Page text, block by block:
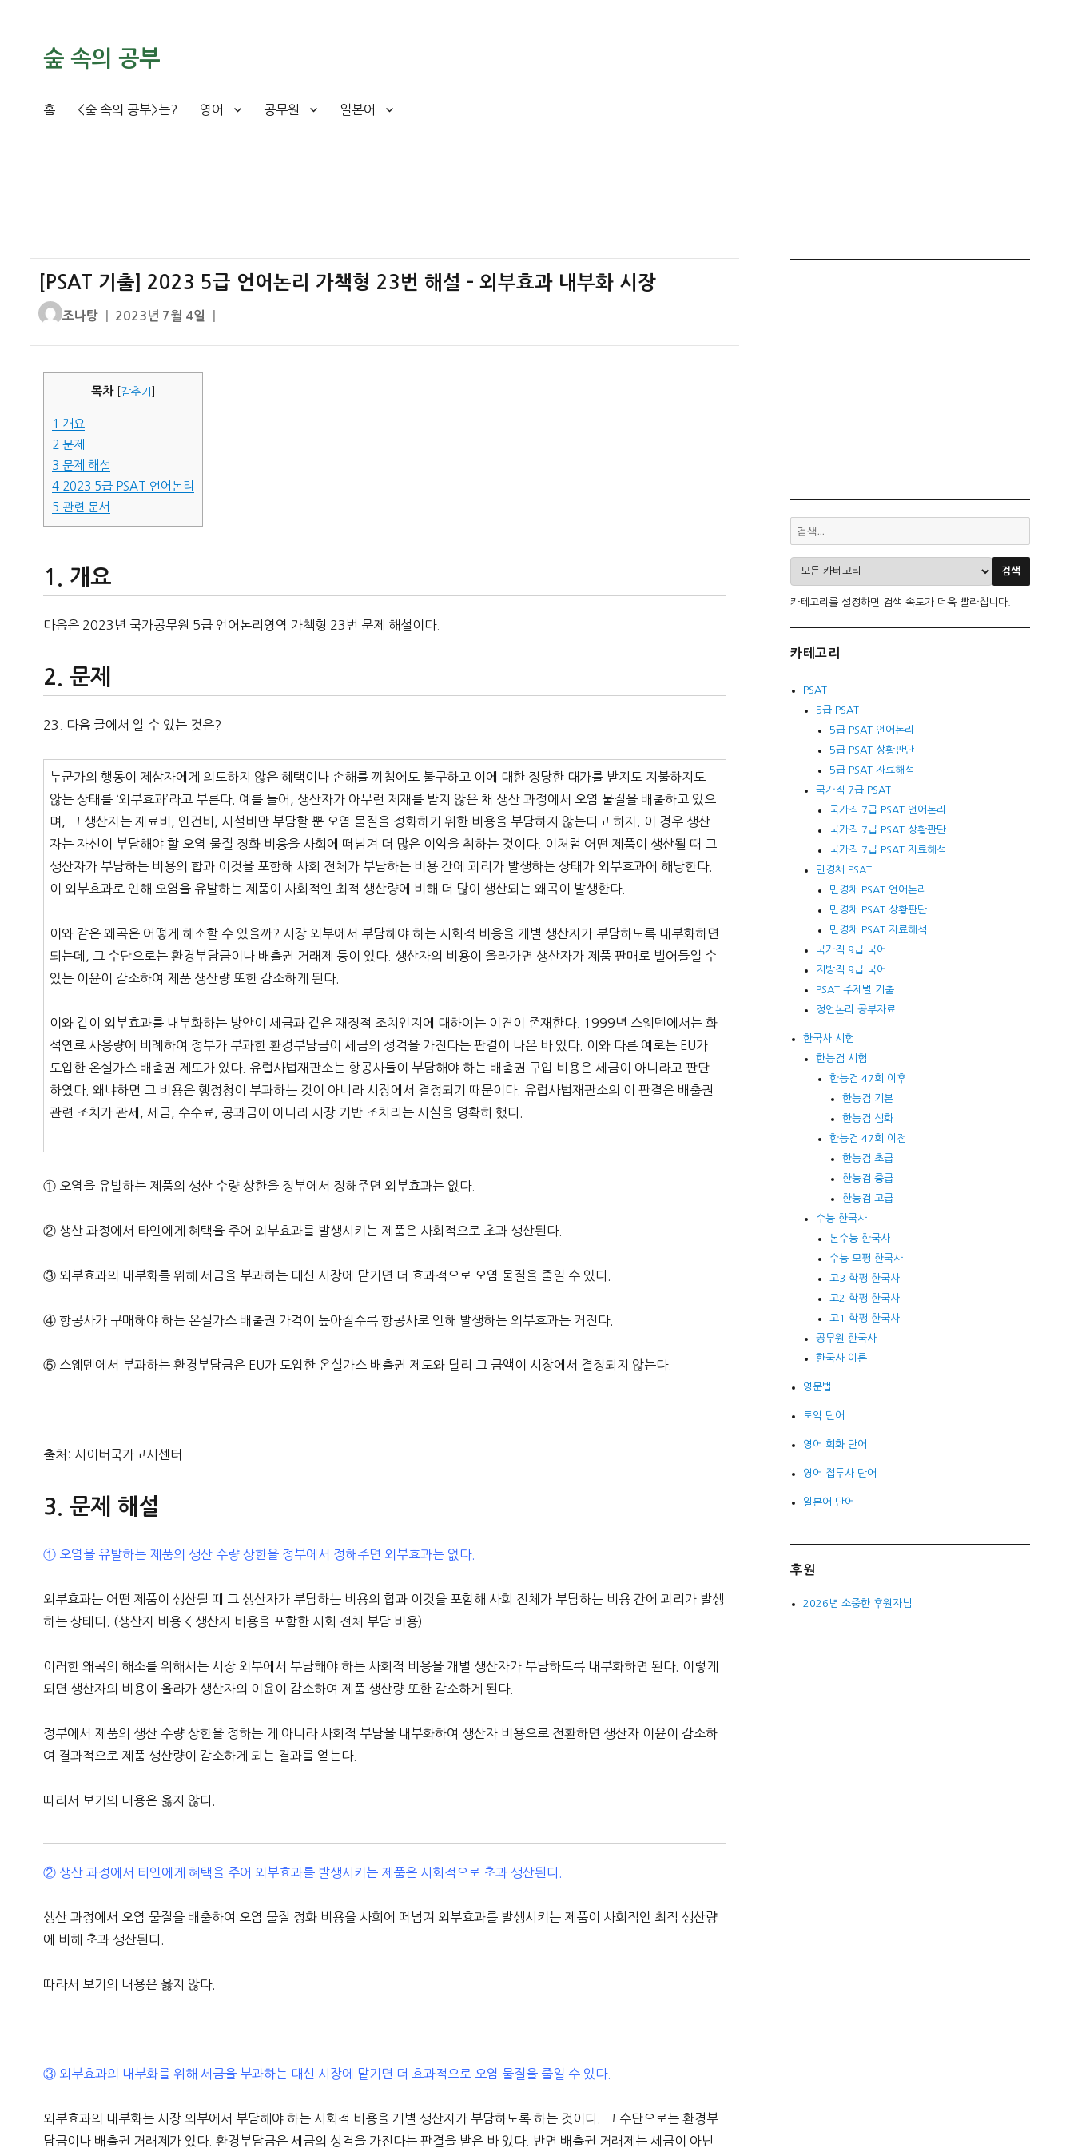
숲 속의 공부
홈 <숲 속의 공부>는? 영어 공무원 일본어
[PSAT 기출] 2023 5급 언어논리 가책형 23번 해설 – 외부효과 내부화 시장
글
조나탕
작
자
2023년 7월 4일
목차 감추기
1 개요
2 문제
3 문제 해설
4 2023 5급 PSAT 언어논리
5 관련 문서
개요
다음은 2023년 국가공무원 5급 언어논리영역 가책형 23번 문제 해설이다.
문제
23. 다음 글에서 알 수 있는 것은?
누군가의 행동이 제삼자에게 의도하지 않은 혜택이나 손해를 끼침에도 불구하고 이에 대한 정당한 대가를 받지도 지불하지도
않는 상태를 ‘외부효과’라고 부른다. 예를 들어, 생산자가 아무런 제재를 받지 않은 채 생산 과정에서 오염 물질을 배출하고 있으
며, 그 생산자는 재료비, 인건비, 시설비만 부담할 뿐 오염 물질을 정화하기 위한 비용을 부담하지 않는다고 하자. 이 경우 생산
자는 자신이 부담해야 할 오염 물질 정화 비용을 사회에 떠넘겨 더 많은 이익을 취하는 것이다. 이처럼 어떤 제품이 생산될 때 그
생산자가 부담하는 비용의 합과 이것을 포함해 사회 전체가 부담하는 비용 간에 괴리가 발생하는 상태가 외부효과에 해당한다.
이 외부효과로 인해 오염을 유발하는 제품이 사회적인 최적 생산량에 비해 더 많이 생산되는 왜곡이 발생한다.
이와 같은 왜곡은 어떻게 해소할 수 있을까? 시장 외부에서 부담해야 하는 사회적 비용을 개별 생산자가 부담하도록 내부화하면
되는데, 그 수단으로는 환경부담금이나 배출권 거래제 등이 있다. 생산자의 비용이 올라가면 생산자가 제품 판매로 벌어들일 수
있는 이윤이 감소하여 제품 생산량 또한 감소하게 된다.
이와 같이 외부효과를 내부화하는 방안이 세금과 같은 재정적 조치인지에 대하여는 이견이 존재한다. 1999년 스웨덴에서는 화
석연료 사용량에 비례하여 정부가 부과한 환경부담금이 세금의 성격을 가진다는 판결이 나온 바 있다. 이와 다른 예로는 EU가
도입한 온실가스 배출권 제도가 있다. 유럽사법재판소는 항공사들이 부담해야 하는 배출권 구입 비용은 세금이 아니라고 판단
하였다. 왜냐하면 그 비용은 행정청이 부과하는 것이 아니라 시장에서 결정되기 때문이다. 유럽사법재판소의 이 판결은 배출권
관련 조치가 관세, 세금, 수수료, 공과금이 아니라 시장 기반 조치라는 사실을 명확히 했다.
① 오염을 유발하는 제품의 생산 수량 상한을 정부에서 정해주면 외부효과는 없다.
② 생산 과정에서 타인에게 혜택을 주어 외부효과를 발생시키는 제품은 사회적으로 초과 생산된다.
③ 외부효과의 내부화를 위해 세금을 부과하는 대신 시장에 맡기면 더 효과적으로 오염 물질을 줄일 수 있다.
④ 항공사가 구매해야 하는 온실가스 배출권 가격이 높아질수록 항공사로 인해 발생하는 외부효과는 커진다.
⑤ 스웨덴에서 부과하는 환경부담금은 EU가 도입한 온실가스 배출권 제도와 달리 그 금액이 시장에서 결정되지 않는다.
출처: 사이버국가고시센터
문제 해설
① 오염을 유발하는 제품의 생산 수량 상한을 정부에서 정해주면 외부효과는 없다.
외부효과는 어떤 제품이 생산될 때 그 생산자가 부담하는 비용의 합과 이것을 포함해 사회 전체가 부담하는 비용 간에 괴리가 발생
하는 상태다. (생산자 비용 < 생산자 비용을 포함한 사회 전체 부담 비용)
이러한 왜곡의 해소를 위해서는 시장 외부에서 부담해야 하는 사회적 비용을 개별 생산자가 부담하도록 내부화하면 된다. 이렇게
되면 생산자의 비용이 올라가 생산자의 이윤이 감소하여 제품 생산량 또한 감소하게 된다.
정부에서 제품의 생산 수량 상한을 정하는 게 아니라 사회적 부담을 내부화하여 생산자 비용으로 전환하면 생산자 이윤이 감소하
여 결과적으로 제품 생산량이 감소하게 되는 결과를 얻는다.
따라서 보기의 내용은 옳지 않다.
② 생산 과정에서 타인에게 혜택을 주어 외부효과를 발생시키는 제품은 사회적으로 초과 생산된다.
생산 과정에서 오염 물질을 배출하여 오염 물질 정화 비용을 사회에 떠넘겨 외부효과를 발생시키는 제품이 사회적인 최적 생산량
에 비해 초과 생산된다.
따라서 보기의 내용은 옳지 않다.
③ 외부효과의 내부화를 위해 세금을 부과하는 대신 시장에 맡기면 더 효과적으로 오염 물질을 줄일 수 있다.
외부효과의 내부화는 시장 외부에서 부담해야 하는 사회적 비용을 개별 생산자가 부담하도록 하는 것이다. 그 수단으로는 환경부
담금이나 배출권 거래제가 있다. 환경부담금은 세금의 성격을 가진다는 판결을 받은 바 있다. 반면 배출권 거래제는 세금이 아닌
카테고리를 설정하면 검색 속도가 더욱 빨라집니다.
카테고리
PSAT
5급 PSAT
5급 PSAT 언어논리
5급 PSAT 상황판단
5급 PSAT 자료해석
국가직 7급 PSAT
국가직 7급 PSAT 언어논리
국가직 7급 PSAT 상황판단
국가직 7급 PSAT 자료해석
민경채 PSAT
민경채 PSAT 언어논리
민경채 PSAT 상황판단
민경채 PSAT 자료해석
국가직 9급 국어
지방직 9급 국어
PSAT 주제별 기출
정언논리 공부자료
한국사 시험
한능검 시험
한능검 47회 이후
한능검 기본
한능검 심화
한능검 47회 이전
한능검 초급
한능검 중급
한능검 고급
수능 한국사
본수능 한국사
수능 모평 한국사
고3 학평 한국사
고2 학평 한국사
고1 학평 한국사
공무원 한국사
한국사 이론
영문법
토익 단어
영어 회화 단어
영어 접두사 단어
일본어 단어
후원
2026년 소중한 후원자님